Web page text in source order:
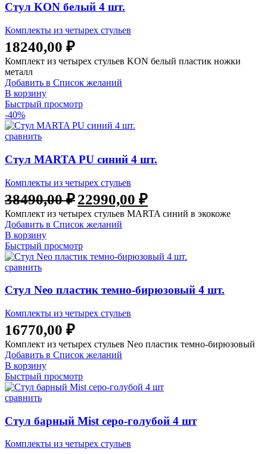
Стул KON белый 4 шт.
Комплекты из четырех стульев
18240,00 ₽
Комплект из четырех стульев KON белый пластик ножки
металл
Добавить в Список желаний
В корзину
Быстрый просмотр
-40%
сравнить
Стул MARTA PU синий 4 шт.
Комплекты из четырех стульев
38490,00₽ Первоначальная
цена
составляла
38490,00 ₽.
22990,00 ₽Текущая
цена:
22990,00 ₽.
Комплект из четырех стульев MARTA синий в экокоже
Добавить в Список желаний
В корзину
Быстрый просмотр
сравнить
Стул Neo пластик темно-бирюзовый 4 шт.
Комплекты из четырех стульев
16770,00 ₽
Комплект из четырех стульев Neo пластик темно-бирюзовый
Добавить в Список желаний
В корзину
Быстрый просмотр
сравнить
Стул барный Mist серо-голубой 4 шт
Комплекты из четырех стульев